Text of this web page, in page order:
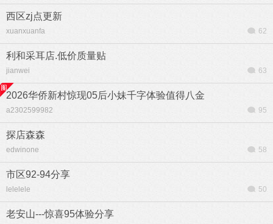
西区zj点更新
xuanxuanfa 62
利和采耳店.低价质量贴
jianwei 63
2026华侨新村惊现05后小妹千字体验值得八金
a2302599982 95
探店森森
edwinone 58
市区92-94分享
lelelele 50
老安山---惊喜95体验分享